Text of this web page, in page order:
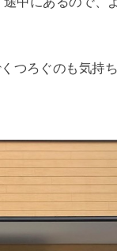
つろぐのも気持ち